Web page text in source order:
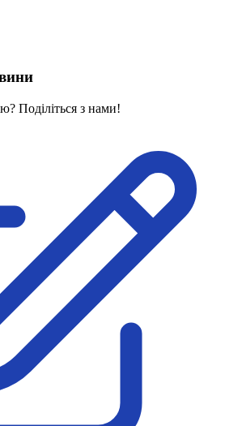
Поділіться з нами!